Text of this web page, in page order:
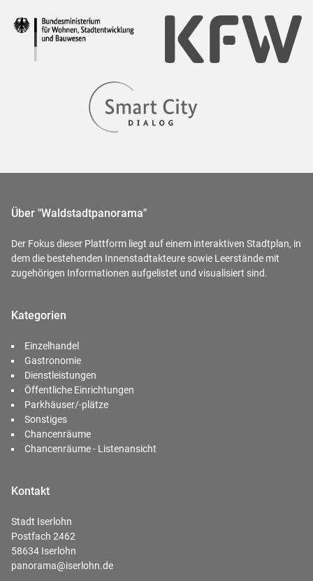
Über "Waldstadtpanorama"
Der Fokus dieser Plattform liegt auf einem interaktiven Stadtplan, in
dem die bestehenden Innenstadtakteure sowie Leerstände mit
zugehörigen Informationen aufgelistet und visualisiert sind.
Kategorien
Einzelhandel
Gastronomie
Dienstleistungen
Öffentliche Einrichtungen
Parkhäuser/-plätze
Sonstiges
Chancenräume
Chancenräume - Listenansicht
Kontakt
Stadt Iserlohn
Postfach 2462
58634 Iserlohn
panorama@iserlohn.de